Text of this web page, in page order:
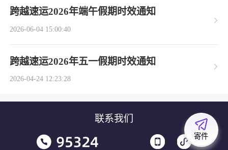
跨越速运2026年端午假期时效通知
2026-06-04 15:00:40
跨越速运2026年五一假期时效通知
2026-04-24 12:23:28
寄件
联系我们